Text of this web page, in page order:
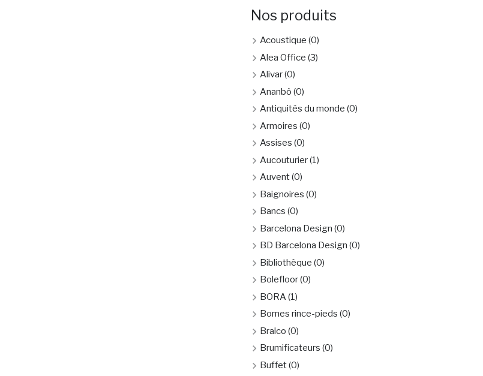
Nos produits
Acoustique (0)
Alea Office (3)
Alivar(0)
Ananbô (0)
Antiquités du monde (0)
Armoires (0)
Assises (0)
Aucouturier(1)
Auvent(0)
Baignoires (0)
Bancs (0)
Barcelona Design (0)
BD Barcelona Design (0)
Bibliothèque (0)
Bolefloor(0)
BORA (1)
Bornes rince-pieds (0)
Bralco (0)
Brumificateurs (0)
Buffet(0)